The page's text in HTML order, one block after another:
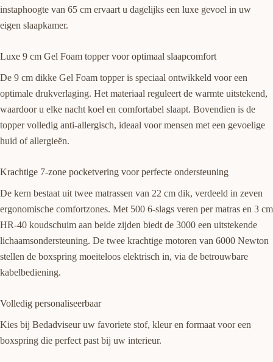
instaphoogte van 65 cm ervaart u dagelijks een luxe gevoel in uw
eigen slaapkamer.
Luxe 9 cm Gel Foam topper voor optimaal slaapcomfort
De 9 cm dikke Gel Foam topper is speciaal ontwikkeld voor een
optimale drukverlaging. Het materiaal reguleert de warmte uitstekend,
waardoor u elke nacht koel en comfortabel slaapt. Bovendien is de
topper volledig anti-allergisch, ideaal voor mensen met een gevoelige
huid of allergieën.
Krachtige 7-zone pocketvering voor perfecte ondersteuning
De kern bestaat uit twee matrassen van 22 cm dik, verdeeld in zeven
ergonomische comfortzones. Met 500 6-slags veren per matras en 3 cm
HR-40 koudschuim aan beide zijden biedt de 3000 een uitstekende
lichaamsondersteuning. De twee krachtige motoren van 6000 Newton
stellen de boxspring moeiteloos elektrisch in, via de betrouwbare
kabelbediening.
Volledig personaliseerbaar
Kies bij Bedadviseur uw favoriete stof, kleur en formaat voor een
boxspring die perfect past bij uw interieur.